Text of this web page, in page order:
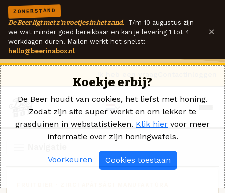
ZOMERSTAND
De Beer ligt met z'n voetjes in het zand. T/m 10 augustus zijn
we wat minder goed bereikbaar en kan je levering 1 tot 4
werkdagen duren. Mailen werkt het snelst:
hello@beerinabox.nl
×
Koekje erbij?
De Beer houdt van cookies, het liefst met honing.
Zodat zijn site super werkt en om lekker te
grasduinen in webstatistieken. Klik hier voor meer
informatie over zijn honingwafels.
Voorkeuren Cookies toestaan